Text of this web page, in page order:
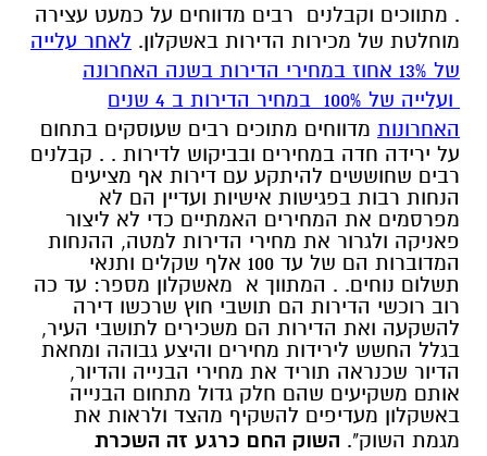
. מתווכים וקבלנים רבים מדווחים על כמעט עצירה
מוחלטת של מכירות הדירות באשקלון. לאחר עלייה
של 13% אחוז במחירי הדירות בשנה האחרונה
ועלייה של 100% במחיר הדירות ב 4 שנים
האחרונות מדווחים מתוכים רבים שעוסקים בתחום
על ירידה חדה במחירים ובביקוש לדירות . . קבלנים
רבים שחוששים להיתקע עם דירות אף מציעים
הנחות רבות בפגישות אישיות ועדיין הם לא
מפרסמים את המחירים האמתיים כדי לא ליצור
פאניקה ולגרור את מחירי הדירות למטה, ההנחות
המדוברות הם של עד 100 אלף שקלים ותנאי
תשלום נוחים. . המתווך א מאשקלון מספר: עד כה
רוב רוכשי הדירות הם תושבי חוץ שרכשו דירה
להשקעה ואת הדירות הם משכירים לתושבי העיר,
בגלל החשש לירידות מחירים והיצע גבוהה ומחאת
הדיור שכנראה תוריד את מחירי הבנייה והדיור,
אותם משקיעים שהם חלק גדול מתחום הבנייה
באשקלון מעדיפים להשקיף מהצד ולראות את
מגמת השוק". השוק החם כרגע זה השכרת